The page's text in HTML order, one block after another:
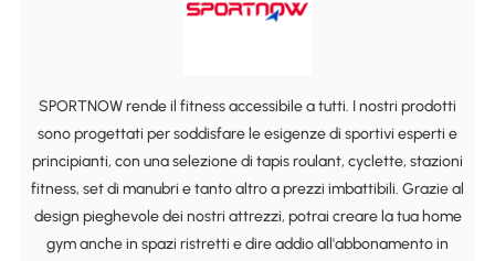
SPORTNOW rende il fitness accessibile a tutti. I nostri prodotti
sono progettati per soddisfare le esigenze di sportivi esperti e
principianti, con una selezione di tapis roulant, cyclette, stazioni
fitness, set di manubri e tanto altro a prezzi imbattibili. Grazie al
design pieghevole dei nostri attrezzi, potrai creare la tua home
gym anche in spazi ristretti e dire addio all'abbonamento in